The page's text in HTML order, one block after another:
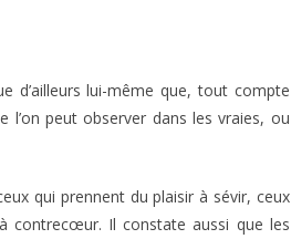
d’ailleurs lui-même que, tout compte
peut observer dans les vraies, ou
qui prennent du plaisir à sévir, ceux
contrecœur. Il constate aussi que les